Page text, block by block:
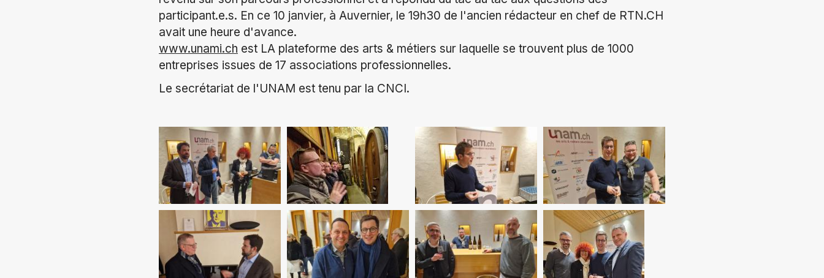
participant.e.s. En ce 10 janvier, à Auvernier, le 19h30 de l'ancien rédacteur en chef de RTN.CH
avait une heure d'avance.
www.unami.ch est LA plateforme des arts & métiers sur laquelle se trouvent plus de 1000
entreprises issues de 17 associations professionnelles.
Le secrétariat de l'UNAM est tenu par la CNCI.